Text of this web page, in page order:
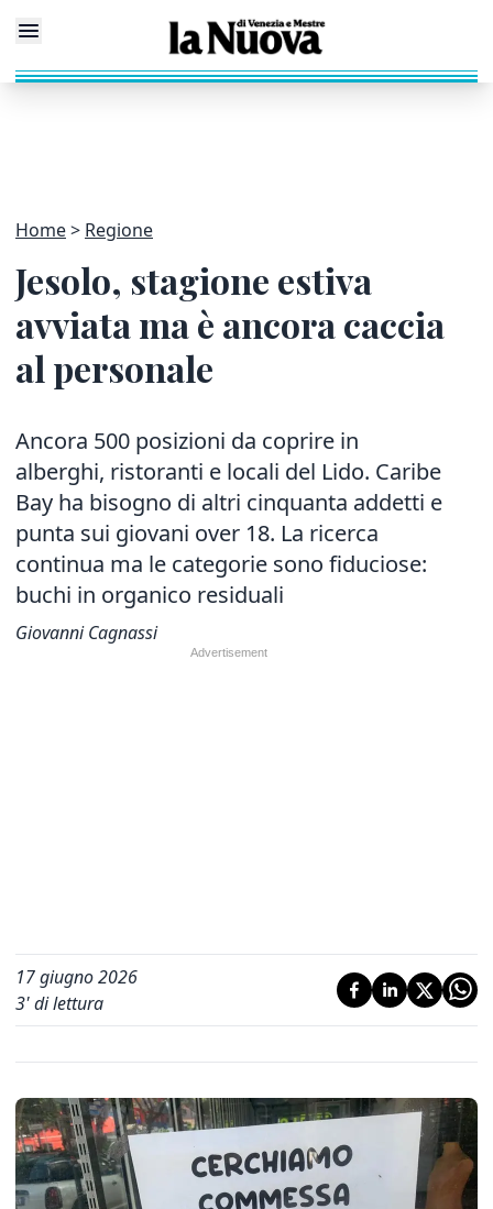
Home Regione
Jesolo, stagione estiva
avviata ma è ancora caccia
al personale
Ancora 500 posizioni da coprire in
alberghi, ristoranti e locali del Lido. Caribe
Bay ha bisogno di altri cinquanta addetti e
punta sui giovani over 18. La ricerca
continua ma le categorie sono fiduciose:
buchi in organico residuali
Giovanni Cagnassi
17 giugno 2026
3' di lettura